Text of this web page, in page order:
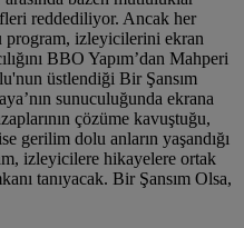
reddediliyor. Ancak her
program, izleyicilerini ekran
BBO Yapım’dan Mahperi
üstlendiği Bir Şansım
sunuculuğunda ekrana
çözüme kavuştuğu,
gerilim dolu anların yaşandığı
izleyicilere hikayelere ortak
tanıyacak. Bir Şansım Olsa,